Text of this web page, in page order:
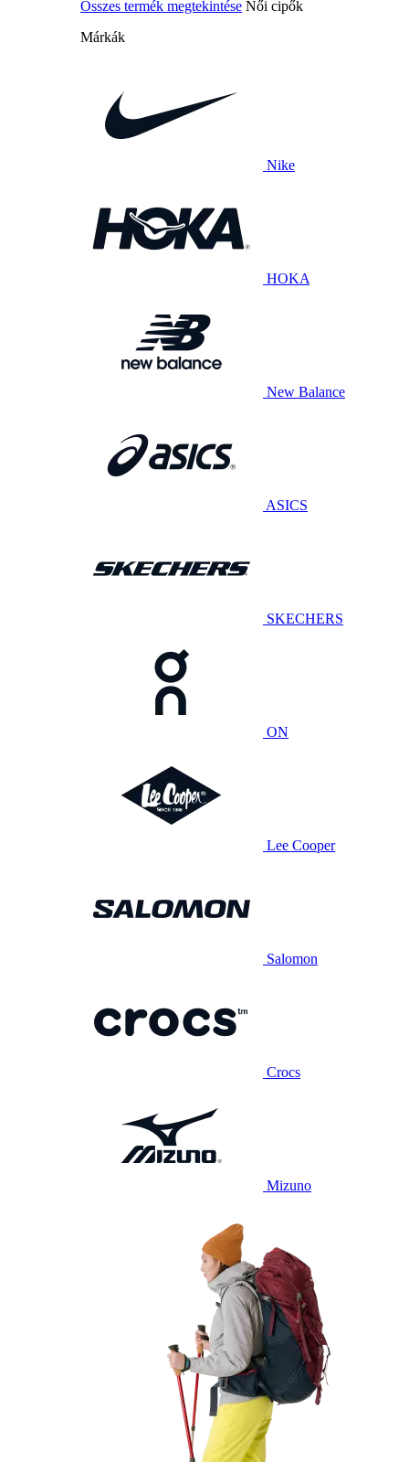
Összes termék megtekintése Női cipők
Márkák
Nike
HOKA
New Balance
ASICS
SKECHERS
ON
Lee Cooper
Salomon
Crocs
Mizuno